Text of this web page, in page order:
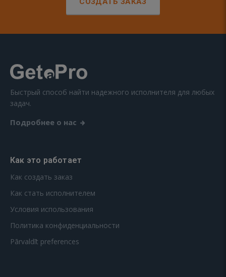
Быстрый способ найти надежного исполнителя для любых
задач.
Подробнее о нас
Как это работает
Как создать заказ
Как стать исполнителем
Условия использования
Политика конфиденциальности
Pārvaldīt preferences